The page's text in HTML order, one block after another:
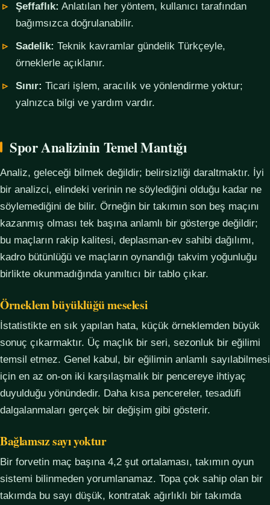
Şeffaflık: Anlatılan her yöntem, kullanıcı tarafından
bağımsızca doğrulanabilir.
Sadelik: Teknik kavramlar gündelik Türkçeyle,
örneklerle açıklanır.
Sınır: Ticari işlem, aracılık ve yönlendirme yoktur;
yalnızca bilgi ve yardım vardır.
Spor Analizinin Temel Mantığı
Analiz, geleceği bilmek değildir; belirsizliği daraltmaktır. İyi
bir analizci, elindeki verinin ne söylediğini olduğu kadar ne
söylemediğini de bilir. Örneğin bir takımın son beş maçını
kazanmış olması tek başına anlamlı bir gösterge değildir;
bu maçların rakip kalitesi, deplasman-ev sahibi dağılımı,
kadro bütünlüğü ve maçların oynandığı takvim yoğunluğu
birlikte okunmadığında yanıltıcı bir tablo çıkar.
Örneklem büyüklüğü meselesi
İstatistikte en sık yapılan hata, küçük örneklemden büyük
sonuç çıkarmaktır. Üç maçlık bir seri, sezonluk bir eğilimi
temsil etmez. Genel kabul, bir eğilimin anlamlı sayılabilmesi
için en az on-on iki karşılaşmalık bir pencereye ihtiyaç
duyulduğu yönündedir. Daha kısa pencereler, tesadüfi
dalgalanmaları gerçek bir değişim gibi gösterir.
Bağlamsız sayı yoktur
Bir forvetin maç başına 4,2 şut ortalaması, takımın oyun
sistemi bilinmeden yorumlanamaz. Topa çok sahip olan bir
takımda bu sayı düşük, kontratak ağırlıklı bir takımda